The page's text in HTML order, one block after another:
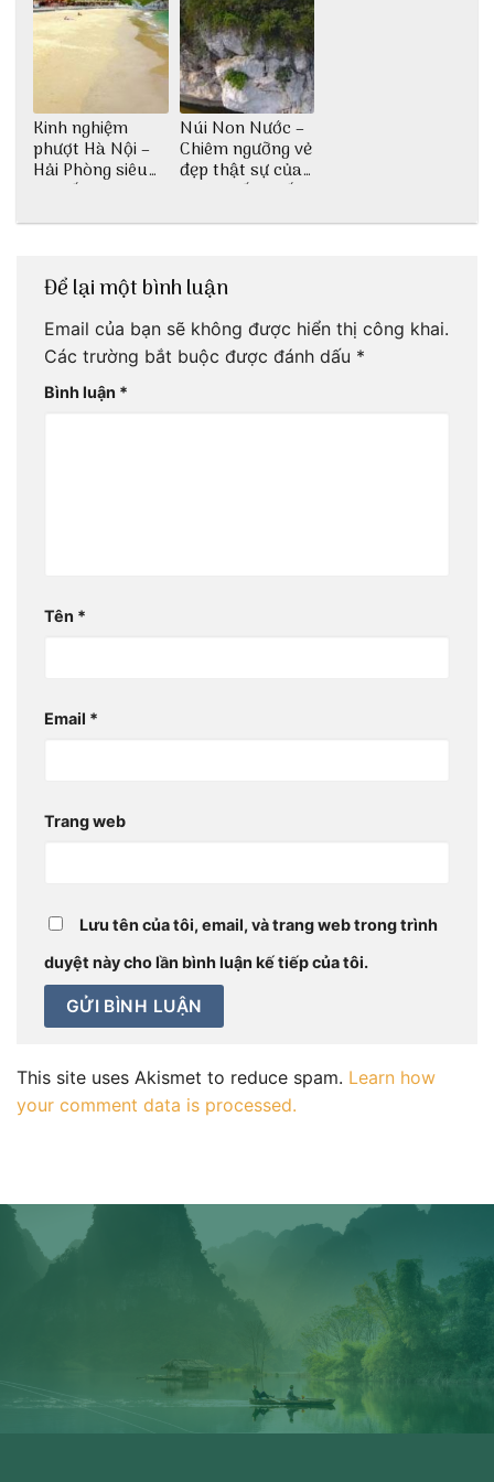
Kinh nghiệm
phượt Hà Nội –
Hải Phòng siêu
chi tiết dành cho
Núi Non Nước –
Chiêm ngưỡng vẻ
đẹp thật sự của
di tích cấp quốc
Để lại một bình luận
Email của bạn sẽ không được hiển thị công khai.
Các trường bắt buộc được đánh dấu *
Bình luận *
Tên *
Email *
Trang web
Lưu tên của tôi, email, và trang web trong trình
duyệt này cho lần bình luận kế tiếp của tôi.
This site uses Akismet to reduce spam. Learn how
your comment data is processed.